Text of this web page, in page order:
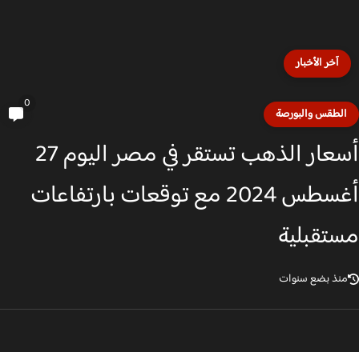
آخر الأخبار
والبورصة
أسعار الذهب تستقر في مصر اليوم 27
أغسطس 2024 مع توقعات بارتفاعات
بضع سنوات